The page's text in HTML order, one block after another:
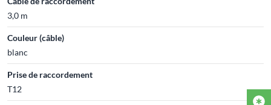
3,0 m
Couleur (câble)
blanc
Prise de raccordement
T12